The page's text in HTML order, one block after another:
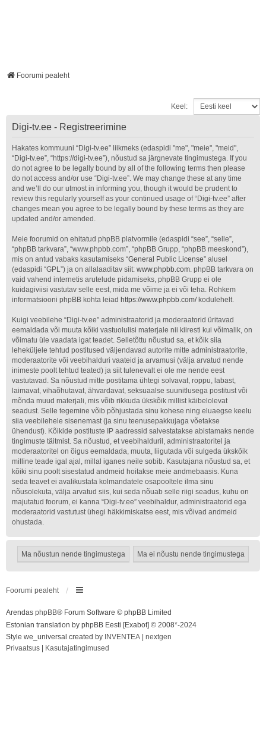
Foorumi pealeht
Keel:
Digi-tv.ee - Registreerimine
Hakates kommuuni “Digi-tv.ee” liikmeks (edaspidi "me", "meie", "meid",
“Digi-tv.ee”, “https://digi-tv.ee”), nõustud sa järgnevate tingimustega. If you
do not agree to be legally bound by all of the following terms then please
do not access and/or use “Digi-tv.ee”. We may change these at any time
and we’ll do our utmost in informing you, though it would be prudent to
review this regularly yourself as your continued usage of “Digi-tv.ee” after
changes mean you agree to be legally bound by these terms as they are
updated and/or amended.
Meie foorumid on ehitatud phpBB platvormile (edaspidi “see”, “selle”,
“phpBB tarkvara”, “www.phpbb.com”, “phpBB Grupp, “phpBB meeskond”),
mis on antud vabaks kasutamiseks “General Public License” alusel
(edaspidi “GPL”) ja on allalaaditav siit: www.phpbb.com. phpBB tarkvara on
vaid vahend internetis arutelude pidamiseks, phpBB Grupp ei ole
kuidagiviisi vastutav selle eest, mida me võime ja ei või teha. Rohkem
informatsiooni phpBB kohta leiad https://www.phpbb.com/kodulehelt.
Kuigi veebilehe “Digi-tv.ee” administraatorid ja moderaatorid üritavad
eemaldada või muuta kõiki vastuolulisi materjale nii kiiresti kui võimalik, on
võimatu üle vaadata igat teadet. Selletõttu nõustud sa, et kõik siia
leheküljele tehtud postitused väljendavad autorite mitte administraatorite,
moderaatorite või veebihalduri vaateid ja arvamusi (välja arvatud nende
inimeste poolt tehtud teated) ja siit tulenevalt ei ole me nende eest
vastutavad. Sa nõustud mitte postitama ühtegi solvavat, roppu, labast,
laimavat, vihaõhutavat, ähvardavat, seksuaalse suunitlusega postitust või
mõnda muud materjali, mis võib rikkuda ükskõik millist käibelolevat
seadust. Selle tegemine võib põhjustada sinu kohese ning eluaegse keelu
siia veebilehele sisenemast (ja sinu teenusepakkujaga võetakse
ühendust). Kõikide postituste IP aadressid salvestatakse abistamaks nende
tingimuste täitmist. Sa nõustud, et veebihalduril, administraatoritel ja
moderaatoritel on õigus eemaldada, muuta, liigutada või sulgeda ükskõik
milline teade igal ajal, millal iganes neile sobib. Kasutajana nõustud sa, et
kõiki sinu poolt sisestatud andmeid hoitakse meie andmebaasis. Kuna
seda teavet ei avalikustata kolmandatele osapooltele ilma sinu
nõusolekuta, välja arvatud siis, kui seda nõuab selle riigi seadus, kuhu on
majutatud foorum, ei kanna “Digi-tv.ee” veebihaldur, administraatorid ega
moderaatorid vastutust ühegi häkkimiskatse eest, mis võivad andmeid
ohustada.
Foorumi pealeht
Arendas phpBB® Forum Software © phpBB Limited
Estonian translation by phpBB Eesti [Exabot] © 2008*-2024
Style we_universal created by INVENTEA
nextgen
Privaatsus
Kasutajatingimused